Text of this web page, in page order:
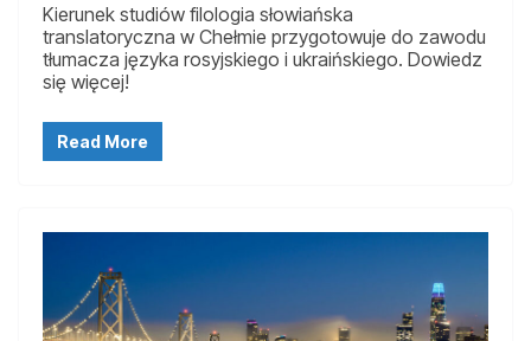
Kierunek studiów filologia słowiańska
translatoryczna w Chełmie przygotowuje do zawodu
tłumacza języka rosyjskiego i ukraińskiego. Dowiedz
się więcej!
Read More